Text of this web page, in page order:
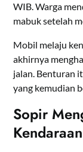
WIB. Warga
mabuk setelah
Mobil melaju
akhirnya
jalan. Benturan
yang kemudian
Sopir